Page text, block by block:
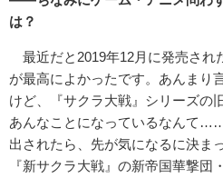
は？
最近だと2019年12月に発売され
が最高によかったです。あんまり
けど、『サクラ大戦』シリーズの
あんなことになっているなん
出されたら、先が気になるに決ま
『新サクラ大戦』の新帝国華撃団